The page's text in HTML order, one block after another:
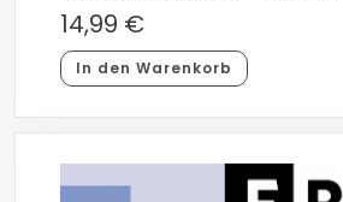
14,99 €
In den Warenkorb